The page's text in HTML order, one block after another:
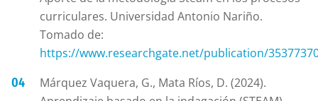
curriculares. Universidad Antonio Nariño.
Tomado de:
https://www.researchgate.net/publication/
Márquez Vaquera, G., Mata Ríos, D. (2024).